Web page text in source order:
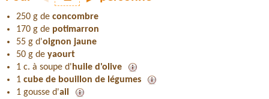
250 g de concombre
170 g de potimarron
55 g d'oignon jaune
50 g de yaourt
1 c. à soupe d' huile d'olive
1 cube de bouillon de légumes
1 gousse d'ail